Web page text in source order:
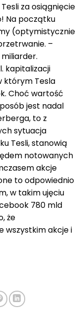
za osiągnięcie
Na początku
(optymistycznie
–
kapitalizacji
którym Tesla
Choć wartość
jest nadal
to z
sytuacja
Tesli, stanowią
notowanych
akcje
to odpowiednio
w takim ujęciu
780 mld
że
wszystkim akcje i